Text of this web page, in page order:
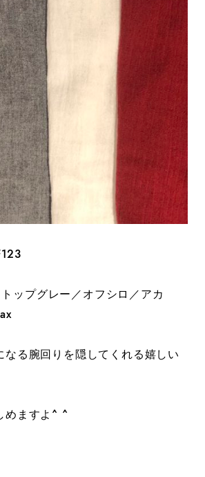
ップグレー／オフシロ／アカ
なる腕回りを隠してくれる嬉しい
めますよ^ ^